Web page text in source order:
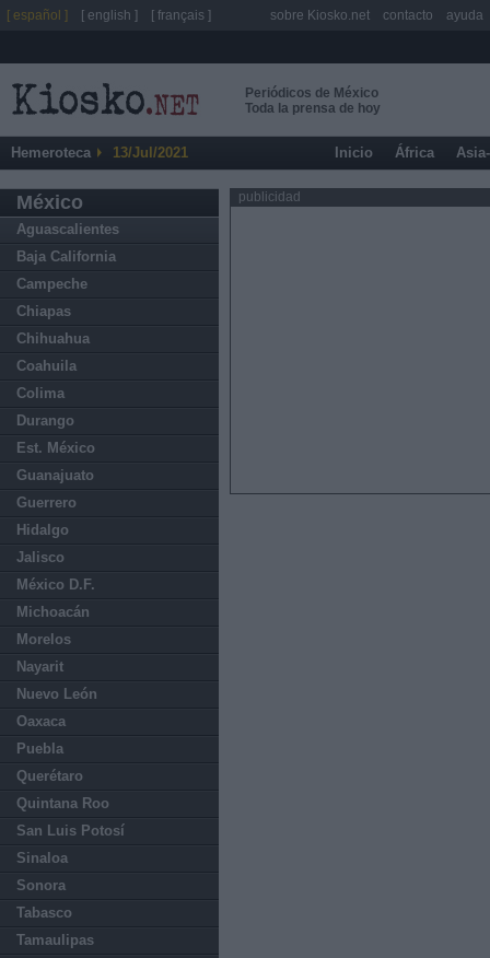
Periódicos de México
Toda la prensa de hoy
Hemeroteca 13/Jul/2021 Inicio África
México
Aguascalientes
Baja California
Campeche
Chiapas
Chihuahua
Coahuila
Colima
Durango
Est. México
Guanajuato
Guerrero
Hidalgo
Jalisco
México D.F.
Michoacán
Morelos
Nayarit
Nuevo León
Oaxaca
Puebla
Querétaro
Quintana Roo
San Luis Potosí
Sinaloa
Sonora
Tabasco
Tamaulipas
publicidad
[ español ] [ english ] [ français ] sobre Kiosko.net contacto ayuda